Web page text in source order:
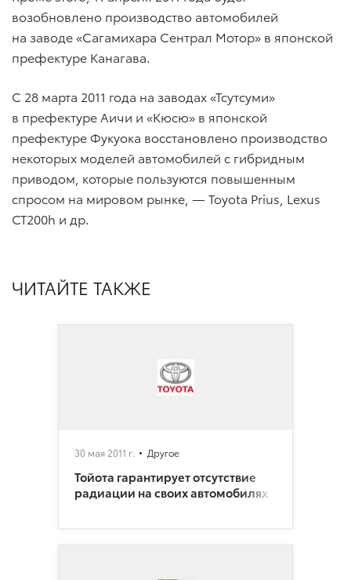
возобновлено производство автомобилей
на заводе «Сагамихара Сентрал Мотор» в японской
префектуре Канагава.
С 28 марта 2011 года на заводах «Тсутсуми»
в префектуре Аичи и «Кюсю» в японской
префектуре Фукуока восстановлено производство
некоторых моделей автомобилей с гибридным
приводом, которые пользуются повышенным
спросом на мировом рынке, — Toyota Prius, Lexus
CT200h и др.
ЧИТАЙТЕ ТАКЖЕ
30 мая 2011 г. Другое
Тойота гарантирует отсутствие
радиации на своих автомобилях